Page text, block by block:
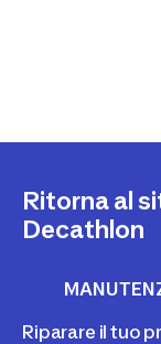
Ritorna al
Decathlon
Riparare il tuo